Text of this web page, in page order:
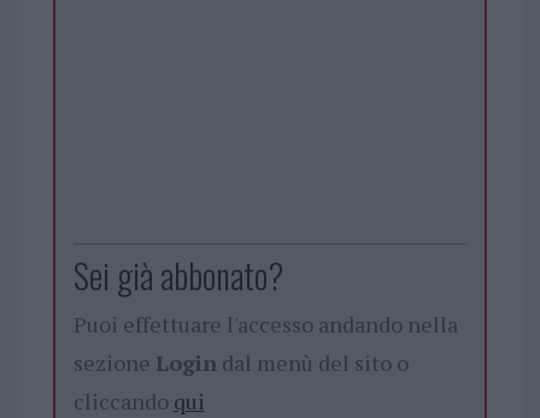
Sei già abbonato?
Puoi effettuare l'accesso andando nella
sezione Logindal menù del sito o
cliccando qui